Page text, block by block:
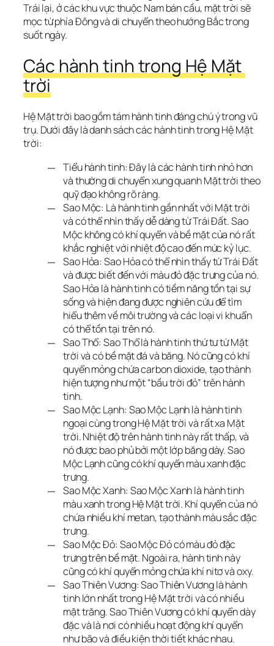
Trái lại, ở các khu vực thuộc Nam bán cầu, mặt trời sẽ
mọc từ phía Đông và di chuyển theo hướng Bắc trong
suốt ngày.
Các hành tinh trong Hệ Mặt
trời
Hệ Mặt trời bao gồm tám hành tinh đáng chú ý trong vũ
trụ. Dưới đây là danh sách các hành tinh trong Hệ Mặt
trời:
Tiểu hành tinh: Đây là các hành tinh nhỏ hơn
và thường di chuyển xung quanh Mặt trời theo
quỹ đạo không rõ ràng.
Sao Mộc: Là hành tinh gần nhất với Mặt trời
và có thể nhìn thấy dễ dàng từ Trái Đất. Sao
Mộc không có khí quyển và bề mặt của nó rất
khắc nghiệt với nhiệt độ cao đến mức kỷ lục.
Sao Hỏa: Sao Hỏa có thể nhìn thấy từ Trái Đất
và được biết đến với màu đỏ đặc trưng của nó.
Sao Hỏa là hành tinh có tiềm năng tồn tại sự
sống và hiện đang được nghiên cứu để tìm
hiểu thêm về môi trường và các loại vi khuẩn
có thể tồn tại trên nó.
Sao Thổ: Sao Thổ là hành tinh thứ tư từ Mặt
trời và có bề mặt đá và băng. Nó cũng có khí
quyển mỏng chứa carbon dioxide, tạo thành
hiện tượng như một “bầu trời đỏ” trên hành
tinh.
Sao Mộc Lạnh: Sao Mộc Lạnh là hành tinh
ngoại cùng trong Hệ Mặt trời và rất xa Mặt
trời. Nhiệt độ trên hành tinh này rất thấp, và
nó được bao phủ bởi một lớp băng dày. Sao
Mộc Lạnh cũng có khí quyển màu xanh đặc
trưng.
Sao Mộc Xanh: Sao Mộc Xanh là hành tinh
màu xanh trong Hệ Mặt trời. Khí quyển của nó
chứa nhiều khí metan, tạo thành màu sắc đặc
trưng.
Sao Mộc Đỏ: Sao Mộc Đỏ có màu đỏ đặc
trưng trên bề mặt. Ngoài ra, hành tinh này
cũng có khí quyển mỏng chứa khí nitơ và oxy.
Sao Thiên Vương: Sao Thiên Vương là hành
tinh lớn nhất trong Hệ Mặt trời và có nhiều
mặt trăng. Sao Thiên Vương có khí quyển dày
đặc và là nơi có nhiều hoạt động khí quyển
như bão và điều kiện thời tiết khác nhau.